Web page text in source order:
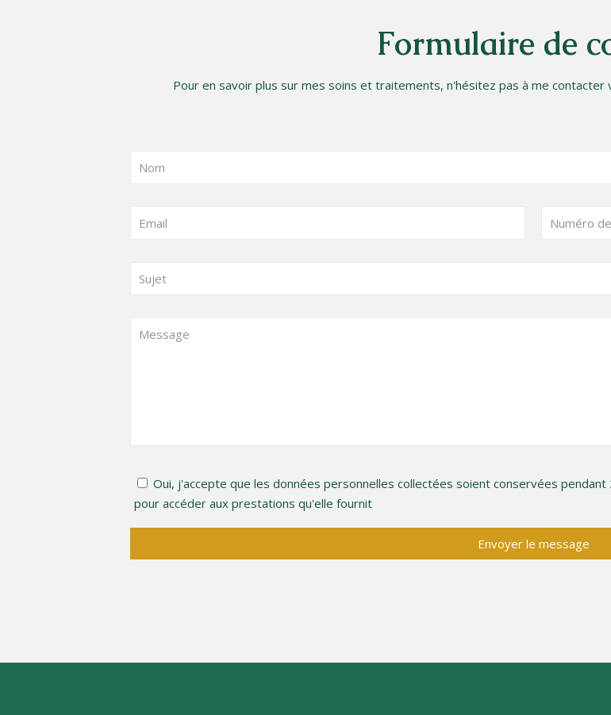
Formulaire de
Pour en savoir plus sur mes soins et traitements, n'hésitez pas à me contacter
Oui, j'accepte que les données personnelles collectées soient conservées
pour accéder aux prestations qu'elle fournit